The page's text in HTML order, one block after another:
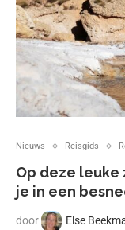
Nieuws Reisgids
Op deze leuke
je in een
door Else